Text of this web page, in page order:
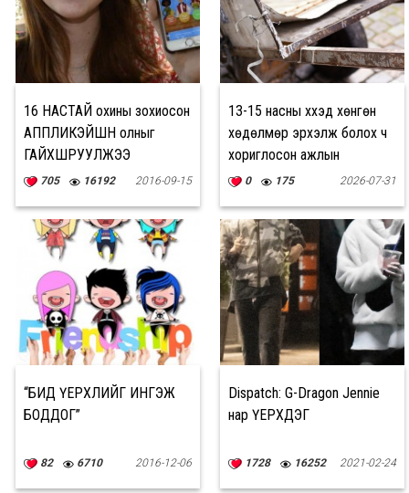
16 НАСТАЙ охины зохиосон
АППЛИКЭЙШН олныг
ГАЙХШРУУЛЖЭЭ
705 16192 2016-09-15
13-15 насны хүүхэд хөнгөн
хөдөлмөр эрхэлж болох ч
хориглосон ажлын
жагсаалт гэж бий
0 175 2026-07-31
“БИД ҮЕРХЛИЙГ ИНГЭЖ
БОДДОГ”
82 6710 2016-12-06
Dispatch: G-Dragon Jennie
нар ҮЕРХДЭГ
1728 16252 2021-02-24